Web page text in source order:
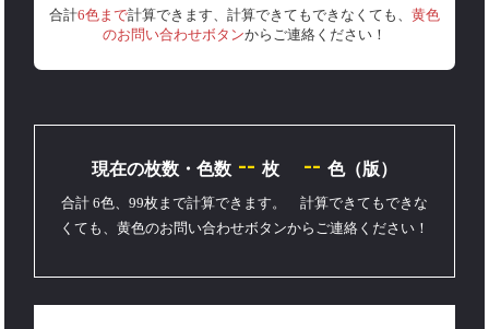
合計6色まで計算できます、計算できてもできなくても、 黄色
のお問い合わせボタンからご連絡ください！
現在の枚数・色数 -- 枚 -- 色（版）
合計 6色、99枚まで計算できます。 計算できてもできな
くても、黄色のお問い合わせボタンからご連絡ください！